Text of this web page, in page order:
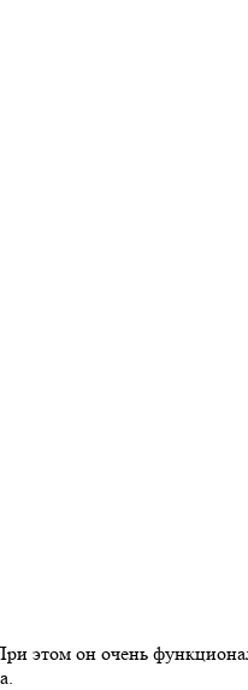
этом он очень